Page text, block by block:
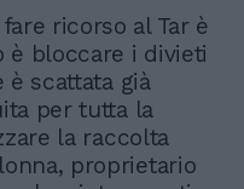
ricorso al Tar è
è bloccare i divieti
è scattata già
per tutta la
la raccolta
proprietario